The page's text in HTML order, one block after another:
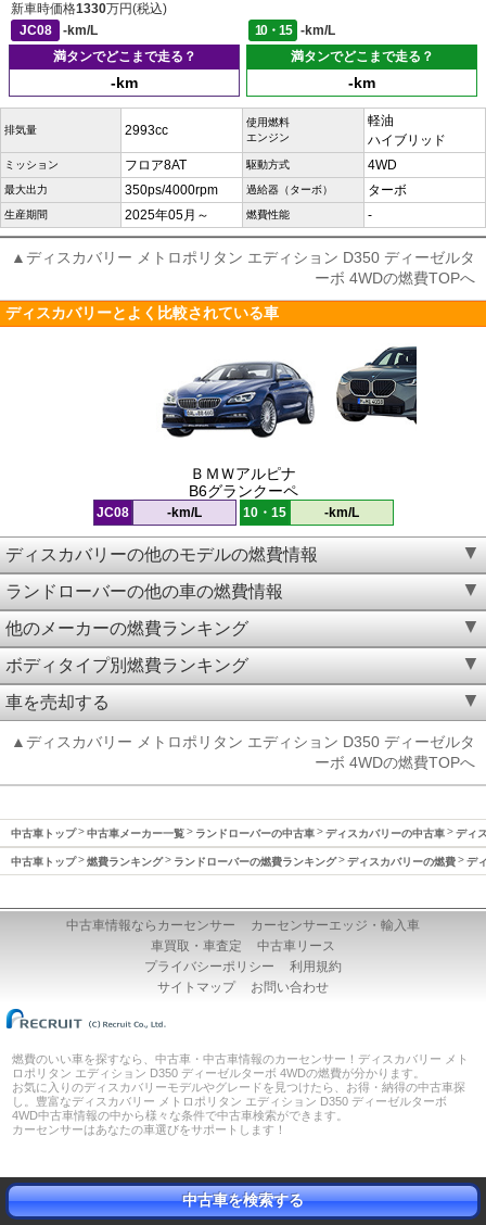
新車時価格1330万円(税込)
JC08
-km/L 10・15
-km/L
満タンでどこまで走る？
-km
満タンでどこまで走る？
-km
排気量 2993cc
使用燃料
エンジン
軽油
ハイブリッド
ミッション フロア8AT 駆動方式 4WD
最大出力 350ps/4000rpm 過給器（ターボ） ターボ
生産期間 2025年05月～ 燃費性能 -
▲ディスカバリー メトロポリタン エディション D350 ディーゼルタ
ーボ 4WDの燃費TOPへ
ディスカバリーとよく比較されている車
ＢＭＷアルピナ
B6グランクーペ
JC08 -km/L 10・15 -km/L
ディスカバリーの他のモデルの燃費情報
ランドローバーの他の車の燃費情報
他のメーカーの燃費ランキング
ボディタイプ別燃費ランキング
車を売却する
▲ディスカバリー メトロポリタン エディション D350 ディーゼルタ
ーボ 4WDの燃費TOPへ
中古車トップ 中古車メーカー一覧 ランドローバーの中古車 ディスカバリーの中古車 ディ
中古車トップ 燃費ランキング ランドローバーの燃費ランキング ディスカバリーの燃費 デ
中古車情報ならカーセンサー
カーセンサーエッジ・輸入車
車買取・車査定
中古車リース
プライバシーポリシー
利用規約
サイトマップ
お問い合わせ
燃費のいい車を探すなら、中古車・中古車情報のカーセンサー！ディスカバリー メト
ロポリタン エディション D350 ディーゼルターボ 4WDの燃費が分かります。
お気に入りのディスカバリーモデルやグレードを見つけたら、お得・納得の中古車探
し。豊富なディスカバリー メトロポリタン エディション D350 ディーゼルターボ
4WD中古車情報の中から様々な条件で中古車検索ができます。
カーセンサーはあなたの車選びをサポートします！
中古車を検索する